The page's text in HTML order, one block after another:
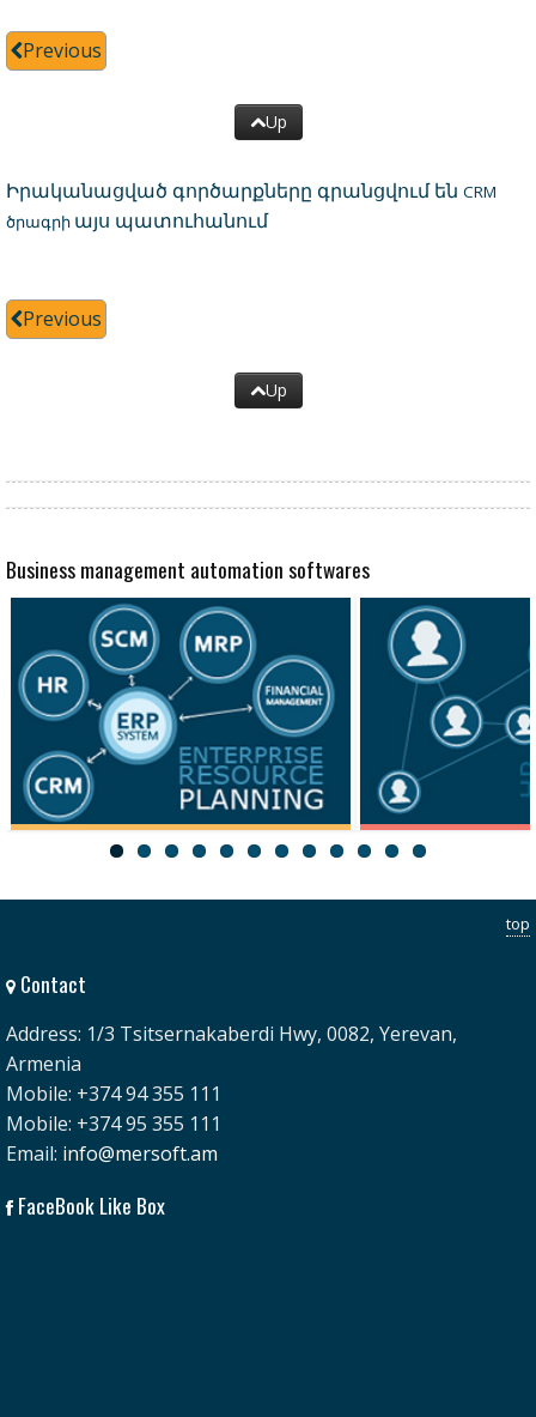
Previous
Up
Իրականացված գործարքները գրանցվում են CRM
ծրագրի այս պատուհանում
Previous
Up
Business management automation softwares
HRM
top
Contact
Address: 1/3 Tsitsernakaberdi Hwy, 0082, Yerevan,
Armenia
Mobile: +374 94 355 111
Mobile: +374 95 355 111
Email: info@mersoft.am
FaceBook Like Box